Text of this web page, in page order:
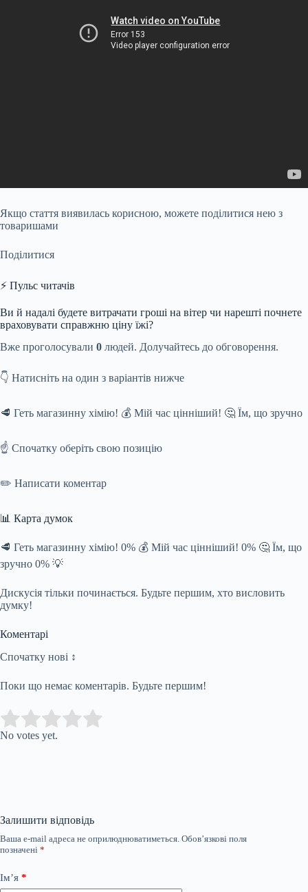
Якщо стаття виявилась корисною, можете поділитися нею з
товаришами
Поділитися
⚡ Пульс читачів
Ви й надалі будете витрачати гроші на вітер чи нарешті почнете
враховувати справжню ціну їжі?
Вже проголосували 0 людей. Долучайтесь до обговорення.
👇 Натисніть на один з варіантів нижче
🥩 Геть магазинну хімію! 💰 Мій час цінніший! 🤔 Їм, що зручно
☝️ Спочатку оберіть свою позицію
✏️ Написати коментар
📊 Карта думок
🥩 Геть магазинну хімію! 0% 💰 Мій час цінніший! 0% 🤔 Їм, що
зручно 0% 💡
Дискусія тільки починається. Будьте першим, хто висловить
думку!
Коментарі
Спочатку нові ↕
Поки що немає коментарів. Будьте першим!
Rate this item:
No votes yet.
Залишити відповідь
Ваша e-mail адреса не оприлюднюватиметься. Обов’язкові поля
позначені *
Ім’я *